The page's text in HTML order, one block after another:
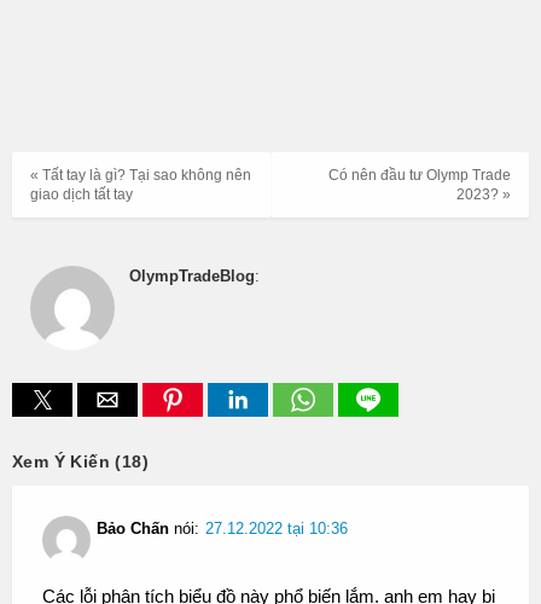
Có nên đầu tư Olymp Trade
2023? »
« Tất tay là gì? Tại sao không nên
giao dịch tất tay
OlympTradeBlog:
Xem Ý Kiến (18)
Bảo Chấn nói: 27.12.2022 tại 10:36
Các lỗi phân tích biểu đồ này phổ biến lắm. anh em hay bị